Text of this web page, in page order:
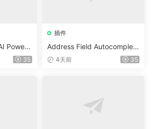
Powere
For
35
插件
Address Field Autocomplete
For WooCommerce v1.3.2
4天前 35